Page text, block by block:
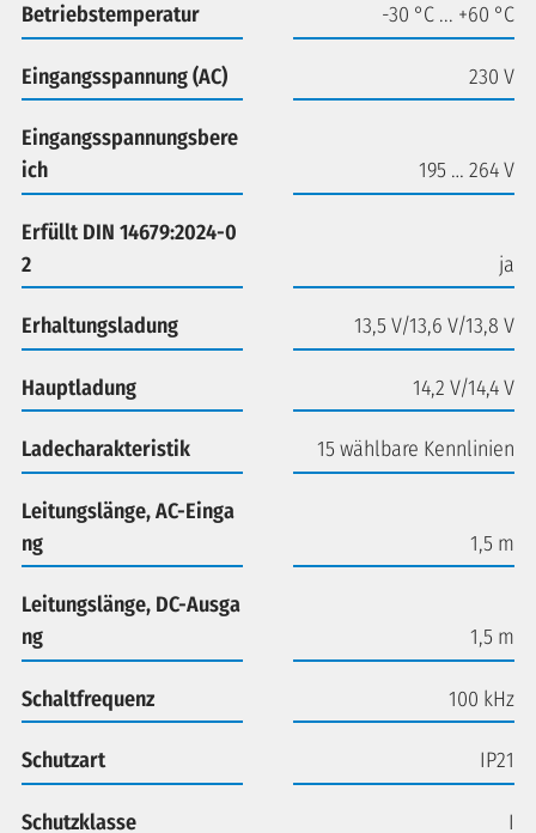
Betriebstemperatur -30 °C ... +60 °C
Eingangsspannung (AC) 230 V
Eingangsspannungsbere
ich
195 … 264 V
Erfüllt DIN 14679:2024-0
2
ja
Erhaltungsladung 13,5 V/13,6 V/13,8 V
Hauptladung 14,2 V/14,4 V
Ladecharakteristik 15 wählbare Kennlinien
Leitungslänge, AC-Einga
ng
1,5 m
Leitungslänge, DC-Ausga
ng
1,5 m
Schaltfrequenz 100 kHz
Schutzart IP21
Schutzklasse I